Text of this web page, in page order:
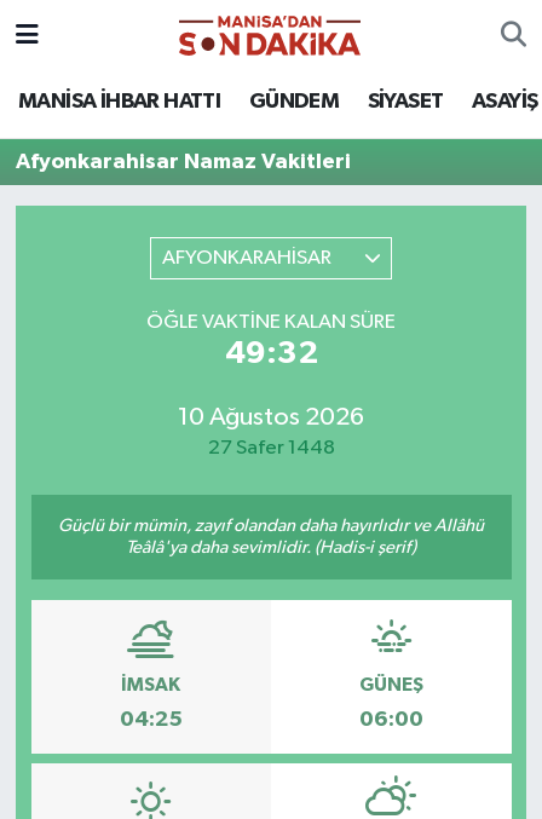
MANİSA İHBAR HATTI GÜNDEM SİYASET ASAYİŞ
Afyonkarahisar Namaz Vakitleri
AFYONKARAHİSAR
ÖĞLE VAKTINE KALAN SÜRE
49:32
10 Ağustos 2026
27 Safer 1448
Güçlü bir mümin, zayıf olandan daha hayırlıdır ve Allâhü
Teâlâ'ya daha sevimlidir. (Hadis-i şerif)
İMSAK
04:25
GÜNEŞ
06:00
ASAYİŞ
GÜNDEM
MAGAZİN
MANİSA'DA TRAFİK
YAŞAM
GİZLİLİK SÖZLEŞMESİ
İLETİŞİM
Hava Durumu
Trafik Durumu
Tüm Manşetler
Son Dakika Haberleri